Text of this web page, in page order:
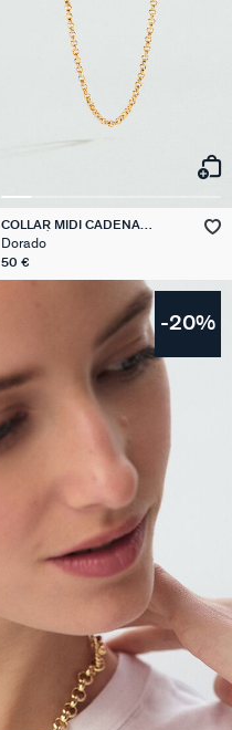
COLLAR MIDI CADENA
JASERÓN
Dorado
50 €
-20%